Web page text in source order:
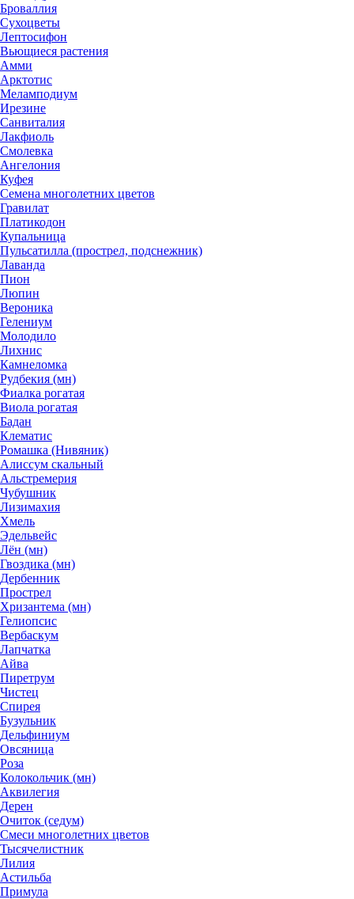
Броваллия
Сухоцветы
Лептосифон
Вьющиеся растения
Амми
Арктотис
Меламподиум
Ирезине
Санвиталия
Лакфиоль
Смолевка
Ангелония
Куфея
Семена многолетних цветов
Гравилат
Платикодон
Купальница
Пульсатилла (прострел, подснежник)
Лаванда
Пион
Люпин
Вероника
Гелениум
Молодило
Лихнис
Камнеломка
Рудбекия (мн)
Фиалка рогатая
Виола рогатая
Бадан
Клематис
Ромашка (Нивяник)
Алиссум скальный
Альстремерия
Чубушник
Лизимахия
Хмель
Эдельвейс
Лён (мн)
Гвоздика (мн)
Дербенник
Прострел
Хризантема (мн)
Гелиопсис
Вербаскум
Лапчатка
Айва
Пиретрум
Чистец
Спирея
Бузульник
Дельфиниум
Овсяница
Роза
Колокольчик (мн)
Аквилегия
Дерен
Очиток (седум)
Смеси многолетних цветов
Тысячелистник
Лилия
Астильба
Примула